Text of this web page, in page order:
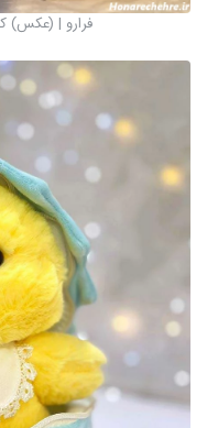
فرارو | (عکس)